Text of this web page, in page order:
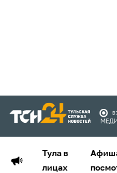
Тула в
лицах